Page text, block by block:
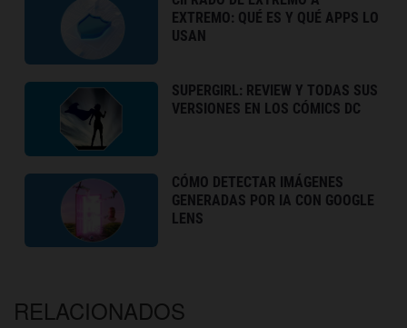
EXTREMO: QUÉ ES Y QUÉ APPS LO
USAN
SUPERGIRL: REVIEW Y TODAS SUS
VERSIONES EN LOS CÓMICS DC
CÓMO DETECTAR IMÁGENES
GENERADAS POR IA CON GOOGLE
LENS
RELACIONADOS